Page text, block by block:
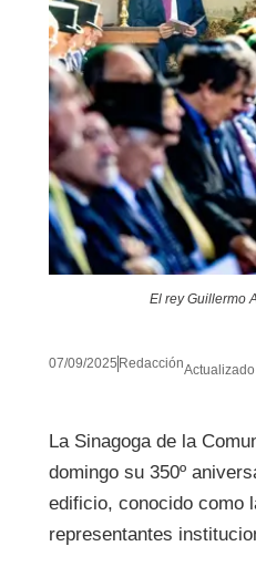
El rey Guillermo
07/09/2025 Redacción
La Sinagoga de la
domingo su 350º
edificio, conocido como
representantes